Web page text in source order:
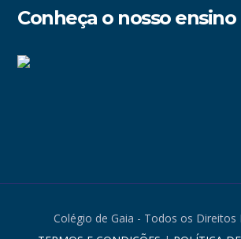
Conheça o nosso ensino
Colégio de Gaia - Todos os Direitos